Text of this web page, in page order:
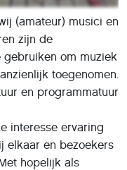
(amateur) musici en
zijn de
om muziek
toegenomen.
en programmatuur
interesse ervaring
elkaar en bezoekers
hopelijk als